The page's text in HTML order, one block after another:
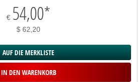
€ 54,00*
$ 62,20
AUF DIE MERKLISTE
IN DEN WARENKORB